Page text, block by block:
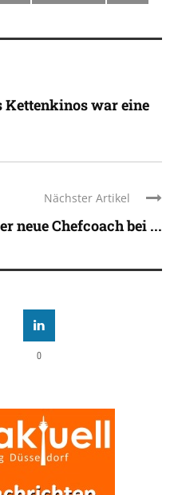
Kettenkinos war eine
Nächster Artikel
neue Chefcoach bei ...
0